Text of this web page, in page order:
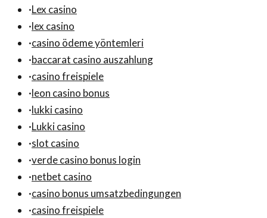
·Lex casino
·lex casino
·casino ödeme yöntemleri
·baccarat casino auszahlung
·casino freispiele
·leon casino bonus
·lukki casino
·Lukki casino
·slot casino
·verde casino bonus login
·netbet casino
·casino bonus umsatzbedingungen
·casino freispiele